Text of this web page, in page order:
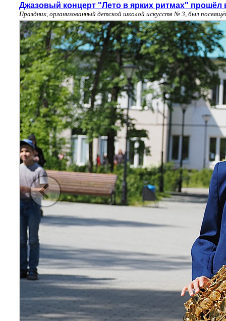
Джазовый концерт "Лето в ярких ритмах" прошёл
Праздник, организованный детской школой искусств № 3, был